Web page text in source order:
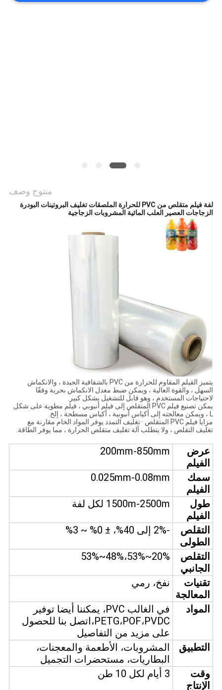
منتوج وصف
لفة فيلم متقلص من PVC للحرارة الملصقات تغليف البروتينات البودرة
الزجاجات العصير العلب المائية المشروبات الزجاجية
يتميز الفيلم المقاوم للحرارة من PVC بالشفافية الجيدة ، والانكماش
السهل ، والقوة العالية ، ويمكن ضبط معدل الانكماش بحرية وفقًا
لاحتياجات المستخدم ، وهو قابل للتشغيل بشكل كبير.
يمكن تصنيع فيلم PVC المتقلص إلى فيلم أنبوبي ، فيلم مطوية على شكل
L ، ويمكن معالجته إلى أكياس أنبوبية ، أكياس مسطحة ، إلخ.
مزايا فيلم PVC المتقلص · تغليف التمدد يوفر المواد الخام مقارنة مع
تغليف التقلص ، ولا يتطلب آلة تغليف متقلص الحرارة ، مما يوفر الطاقة.
عرض
الفيلم
200mm-850mm
سمك
الفيلم
0.025mm-0.08mm
طول
الفيلم
1500m-2500m لكل لفة
التقلص
الطولى
-2% إلى 40%، ± 0% ~ 3%
التقلص
الجانبي
20%~53%،48%~53%
تقنيات
المعالجة
نفخ، رمي
المواد
في الغالب PVC، يمكننا أيضا توفير
PETG،POF،PVDC،اتصل بنا للحصول
على مزيد من التفاصيل
التطبيق
المشروبات، الأطعمة والمعجنات،
البطاريات، مستحضرات التجميل
وقت
الإنتاج
3 أيام لكل 10 طن